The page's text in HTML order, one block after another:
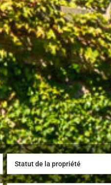
Statut de la propriété